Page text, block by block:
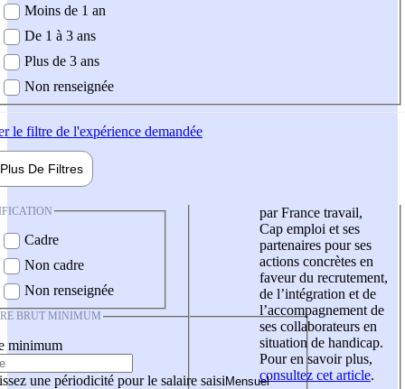
demandée
Moins de 1 an
De 1 à 3 ans
Plus de 3 ans
Non renseignée
le filtre de l'expérience demandée
Plus De Filtres
Cadre
Non cadre
Non renseignée
BRUT MINIMUM
minimum
une périodicité pour le salaire saisi
par France travail,
Cap emploi et ses
partenaires pour ses
actions concrètes en
faveur du recrutement,
de l’intégration et de
l’accompagnement de
ses collaborateurs en
situation de handicap.
Pour en savoir plus,
consultez cet article.